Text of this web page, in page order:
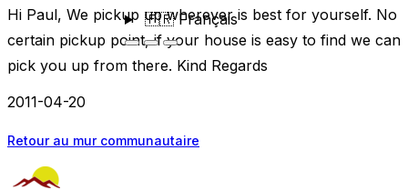
🇫🇷Français
Hi Paul, We pickup up wherever is best for yourself. No
certain pickup point, if your house is easy to find we can
pick you up from there. Kind Regards
2011-04-20
Retour au mur communautaire